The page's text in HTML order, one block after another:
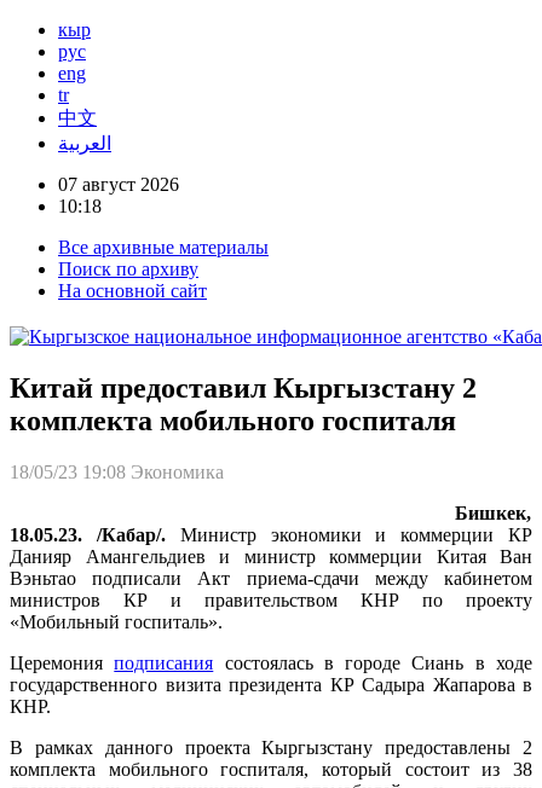
кыр
рус
eng
tr
中文
العربية
07 август 2026
10:18
Все архивные материалы
Поиск по архиву
На основной сайт
Китай предоставил Кыргызстану 2
комплекта мобильного госпиталя
18/05/23 19:08 Экономика
Бишкек,
18.05.23. /Кабар/.Министр экономики и коммерции КР
Данияр Амангельдиев и министр коммерции Китая Ван
Вэньтао подписали Акт приема-сдачи между кабинетом
министров КР и правительством КНР по проекту
«Мобильный госпиталь».
Церемонияподписания состоялась в городе Сиань в ходе
государственного визита президента КР Садыра Жапарова в
КНР.
В рамках данного проекта Кыргызстану предоставлены 2
комплекта мобильного госпиталя, который состоит из 38